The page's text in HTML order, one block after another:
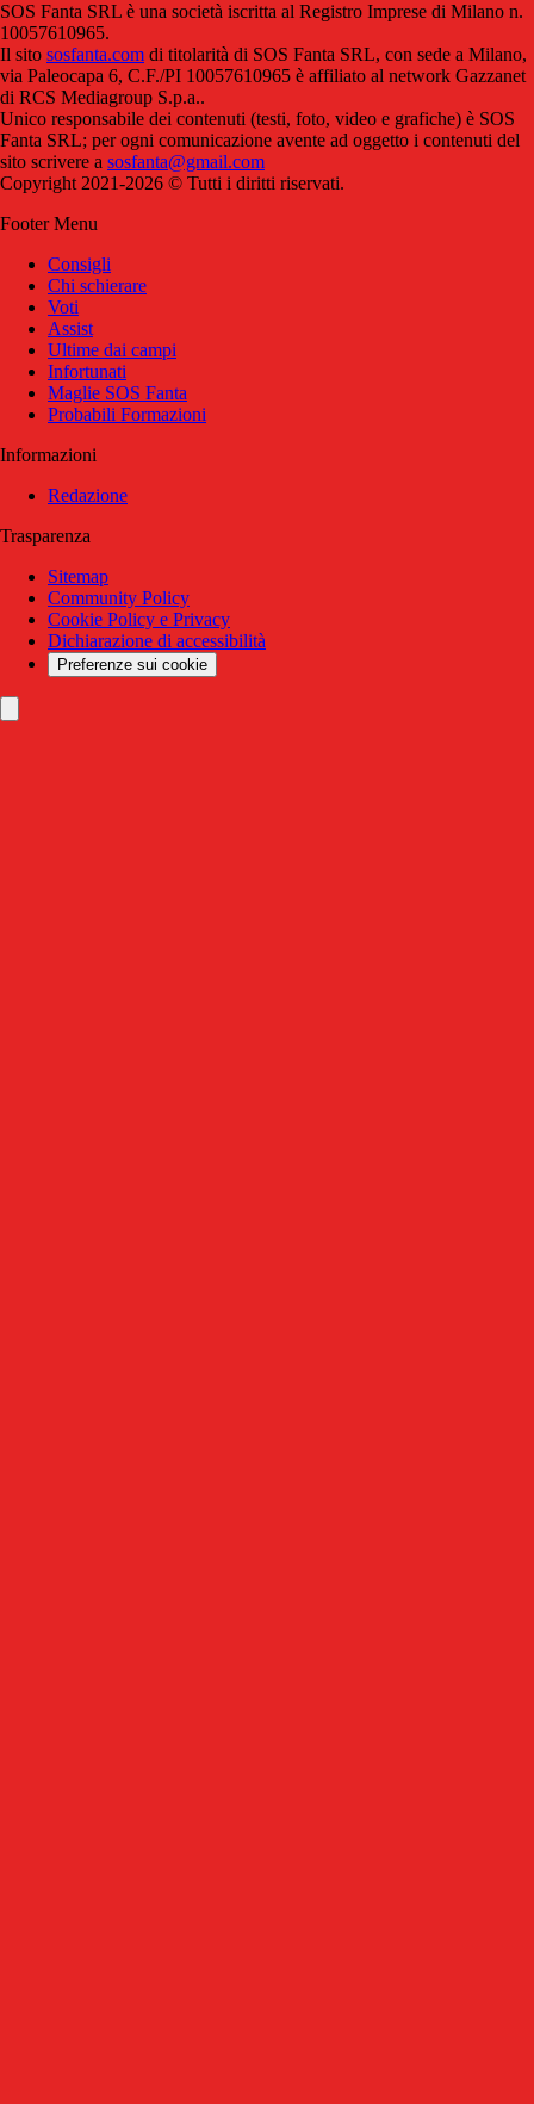
SOS Fanta SRL è una società iscritta al Registro Imprese di Milano n.
10057610965.
Il sito sosfanta.com di titolarità di SOS Fanta SRL, con sede a Milano,
via Paleocapa 6, C.F./PI 10057610965 è affiliato al network Gazzanet
di RCS Mediagroup S.p.a..
Unico responsabile dei contenuti (testi, foto, video e grafiche) è SOS
Fanta SRL; per ogni comunicazione avente ad oggetto i contenuti del
sito scrivere a sosfanta@gmail.com
Copyright 2021-2026 © Tutti i diritti riservati.
Footer Menu
Consigli
Chi schierare
Voti
Assist
Ultime dai campi
Infortunati
Maglie SOS Fanta
Probabili Formazioni
Informazioni
Redazione
Trasparenza
Sitemap
Community Policy
Cookie Policy e Privacy
Dichiarazione di accessibilità
Preferenze sui cookie